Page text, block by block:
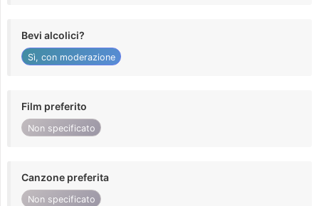
Bevi alcolici?
Sì, con moderazione
Film preferito
Non specificato
Canzone preferita
Non specificato